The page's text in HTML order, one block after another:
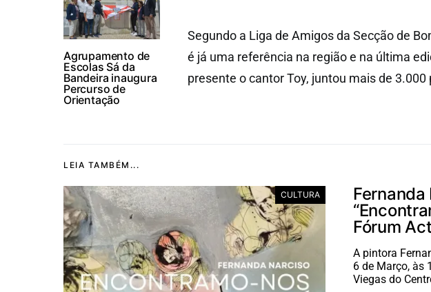
Agrupamento de
Escolas Sá da
Bandeira inaugura
Percurso de
Orientação
Segundo a Liga de Amigos da Secção de
é já uma referência na região e na última
presente o cantor Toy, juntou mais de 3.000
LEIA TAMBÉM...
CULTURA
Fórum
A pintora
6 de Março, às
Viegas do